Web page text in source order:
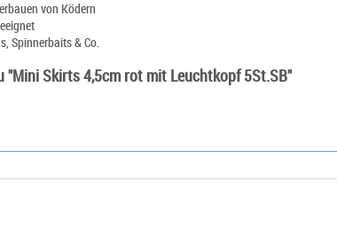
von Ködern
Spinnerbaits & Co.
"Mini Skirts 4,5cm rot mit Leuchtkopf 5St.SB"